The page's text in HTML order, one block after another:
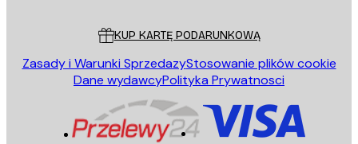
KUP KARTĘ PODARUNKOWĄ
Zasady i Warunki SprzedazyStosowanie plików cookie
Dane wydawcyPolityka Prywatnosci